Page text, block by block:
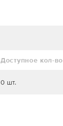
Доступное кол-во
0 шт.